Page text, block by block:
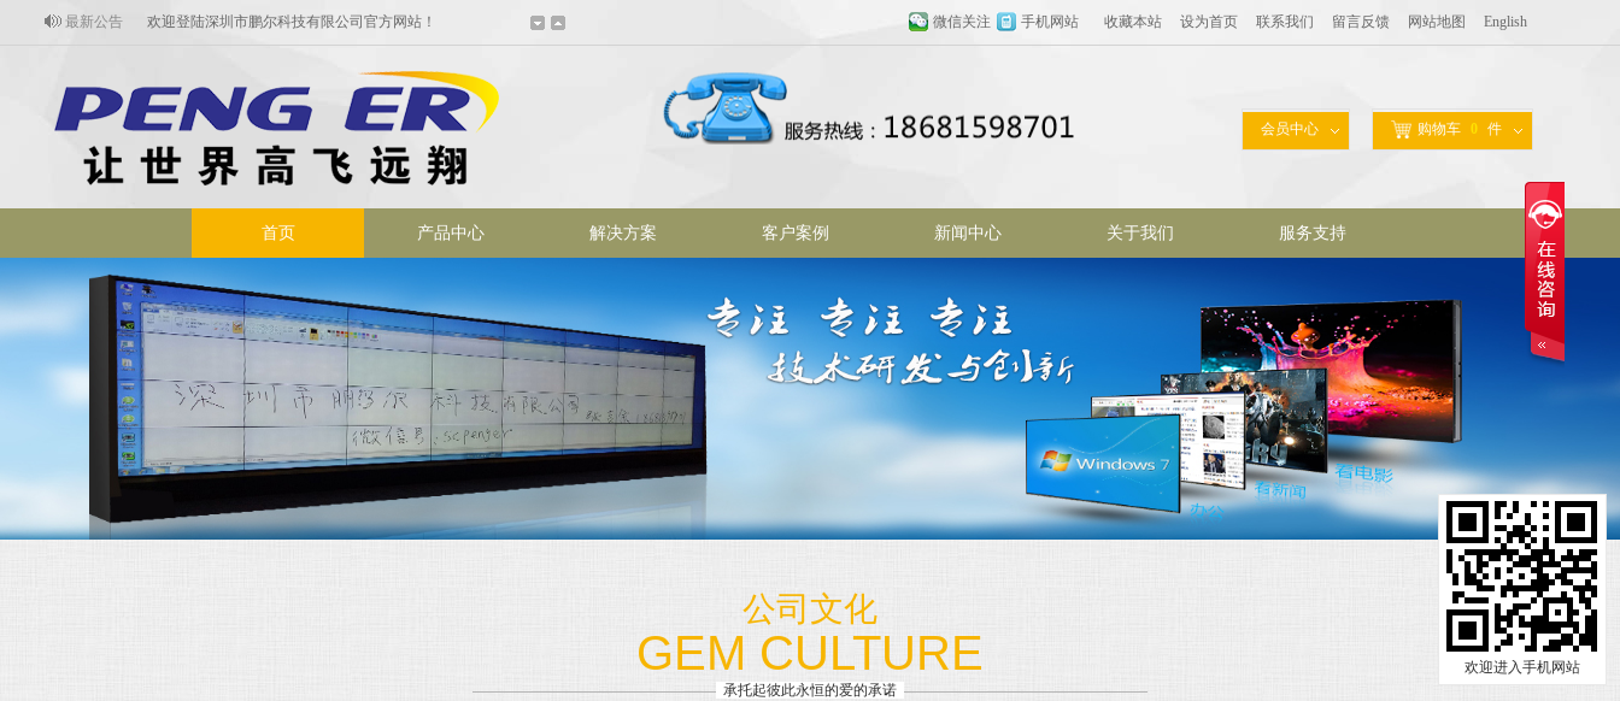
欢迎进入手机网站
最新公告
欢迎登陆深圳市鹏尔科技有限公司官方网站！
欢迎进入触摸时代设备定制专业厂家
English
网站地图
留言反馈
联系我们
设为首页
收藏本站
微信关注 手机网站
购物车 0 件
会员中心
首页 产品中心 解决方案 客户案例 新闻中心 关于我们 服务支持
公司文化
GEM CULTURE
承托起彼此永恒的爱的承诺